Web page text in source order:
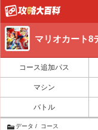
マリオカート8
コース追加パス
マシン
バトル
データ コース